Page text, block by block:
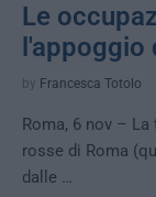
Le
by Francesca Totolo
Roma, 6 nov –
rosse di Roma
dalle …